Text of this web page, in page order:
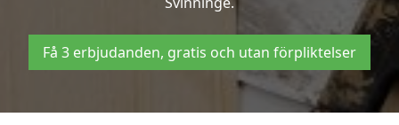
Få 3 erbjudanden, gratis och utan förpliktelser